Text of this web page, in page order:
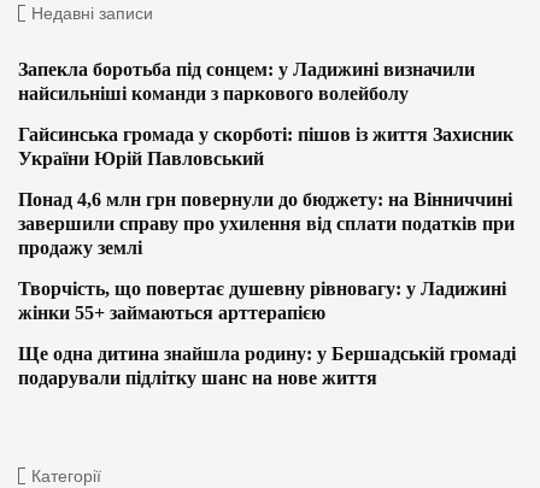
Недавні записи
Запекла боротьба під сонцем: у Ладижині визначили
найсильніші команди з паркового волейболу
Гайсинська громада у скорботі: пішов із життя Захисник
України Юрій Павловський
Понад 4,6 млн грн повернули до бюджету: на Вінниччині
завершили справу про ухилення від сплати податків при
продажу землі
Творчість, що повертає душевну рівновагу: у Ладижині
жінки 55+ займаються арттерапією
Ще одна дитина знайшла родину: у Бершадській громаді
подарували підлітку шанс на нове життя
Категорії